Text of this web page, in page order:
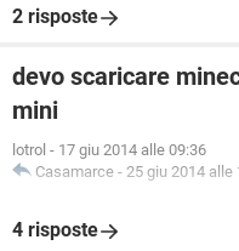
2 risposte
devo scaricare
mini
lotrol - 17 giu 2014 alle 09:36
Casamarce - 25 giu 2014 alle
4 risposte